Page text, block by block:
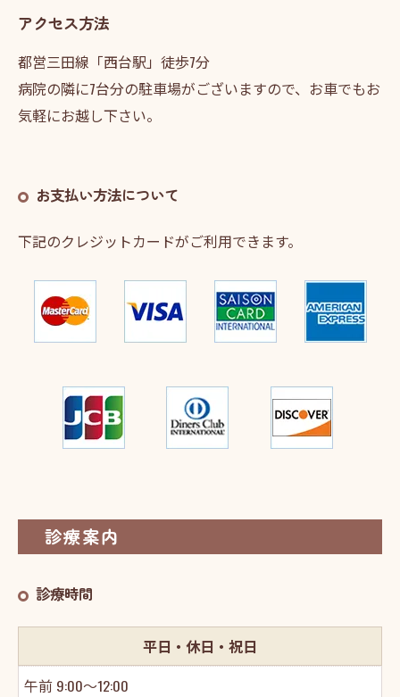
アクセス方法
都営三田線「西台駅」徒歩7分
病院の隣に7台分の駐車場がございますので、お車でもお
気軽にお越し下さい。
お支払い方法について
下記のクレジットカードがご利用できます。
診療案内
診療時間
平日・休日・祝日
午前 9:00～12:00